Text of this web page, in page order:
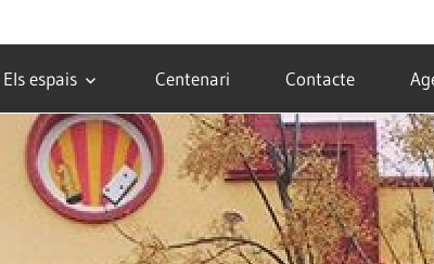
Els espais Centenari Contacte